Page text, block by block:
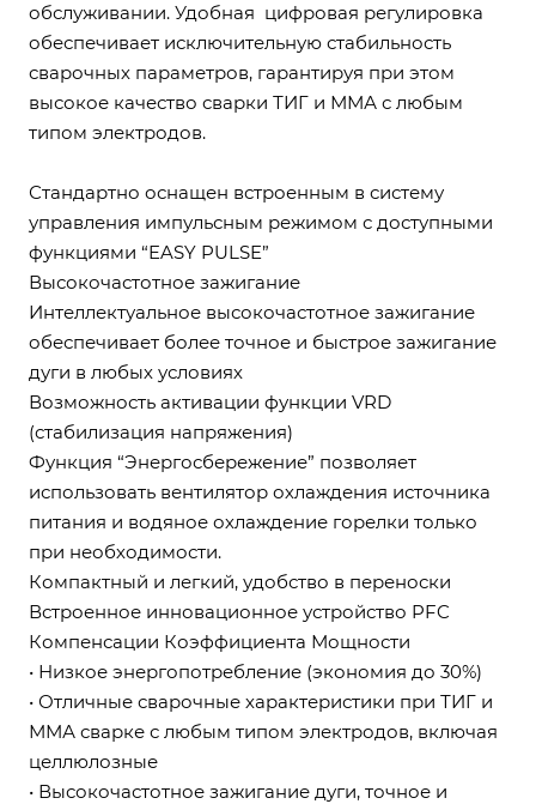
обслуживании. Удобная цифровая регулировка
обеспечивает исключительную стабильность
сварочных параметров, гарантируя при этом
высокое качество сварки ТИГ и ММА с любым
типом электродов.
Стандартно оснащен встроенным в систему
управления импульсным режимом с доступными
функциями “EASY PULSE”
Высокочастотное зажигание
Интеллектуальное высокочастотное зажигание
обеспечивает более точное и быстрое зажигание
дуги в любых условиях
Возможность активации функции VRD
(стабилизация напряжения)
Функция “Энергосбережение” позволяет
использовать вентилятор охлаждения источника
питания и водяное охлаждение горелки только
при необходимости.
Компактный и легкий, удобство в переноски
Встроенное инновационное устройство PFC
Компенсации Коэффициента Мощности
• Низкое энергопотребление (экономия до 30%)
• Отличные сварочные характеристики при ТИГ и
ММА сварке с любым типом электродов, включая
целлюлозные
• Высокочастотное зажигание дуги, точное и